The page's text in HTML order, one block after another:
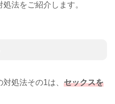
法をご紹介します。
処法その1は、 セックスを